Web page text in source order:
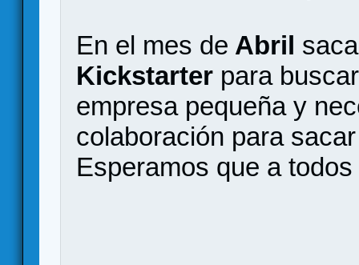
En el mes de Abril
Kickstarter para
empresa pequeña y
colaboración para
Esperamos que a